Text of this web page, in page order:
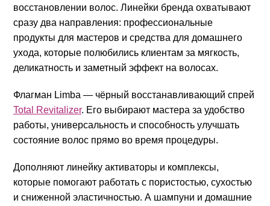
восстановлении волос. Линейки бренда охватывают
сразу два направления: профессиональные
продукты для мастеров и средства для домашнего
ухода, которые полюбились клиентам за мягкость,
деликатность и заметный эффект на волосах.
Флагман Limba — чёрный восстанавливающий спрей
Total Revitalizer. Его выбирают мастера за удобство
работы, универсальность и способность улучшать
состояние волос прямо во время процедуры.
Дополняют линейку активаторы и комплексы,
которые помогают работать с пористостью, сухостью
и сниженной эластичностью. А шампуни и домашние